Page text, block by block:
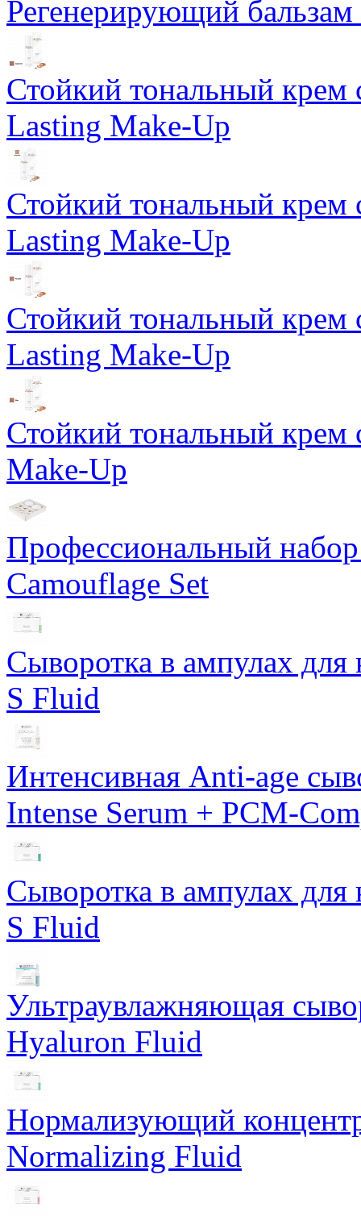
Регенерирующий
Стойкий тональный
Lasting Make-Up
Стойкий тональный
Lasting Make-Up
Стойкий тональный
Lasting Make-Up
Стойкий тональный
Make-Up
Профессиональный
Camouflage Set
Сыворотка в ампулах для
S Fluid
Интенсивная Anti-age
Intense Serum + PCM-
Сыворотка в ампулах для
S Fluid
Ультраувлажняющая
Hyaluron Fluid
Нормализующий
Normalizing Fluid